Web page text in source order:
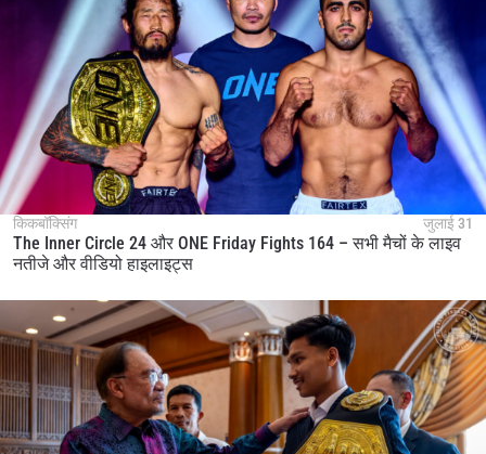
किकबॉक्सिंग जुलाई 31
The Inner Circle 24 और ONE Friday Fights 164 – सभी मैचों के लाइव
नतीजे और वीडियो हाइलाइट्स